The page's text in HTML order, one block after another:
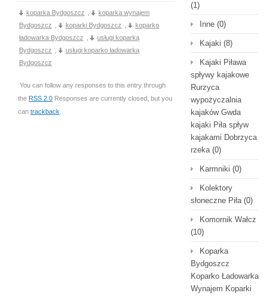
koparka Bydgoszcz
koparka wynajem
Bydgoszcz
koparki Bydgoszcz
koparko
ładowarka Bydgoszcz
usługi koparką
Bydgoszcz
usługi koparko ładowarką
Bydgoszcz
You can follow any responses to this entry through
the RSS 2.0 Responses are currently closed, but you
can trackback
(1)
Inne (0)
Kajaki (8)
Kajaki Piława
spływy kajakowe
Rurzyca
wypożyczalnia
kajaków Gwda
kajaki Piła spływ
kajakami Dobrzyca
rzeka(0)
Karmniki (0)
Kolektory
słoneczne Piła(0)
Komornik Wałcz
(10)
Koparka
Bydgoszcz
Koparko Ładowarka
Wynajem Koparki